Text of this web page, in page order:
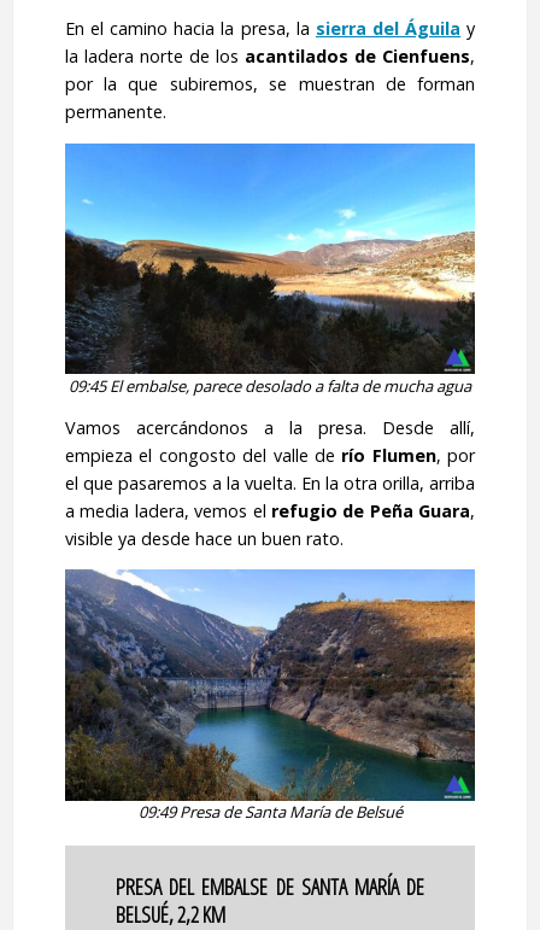
En el camino hacia la presa, la sierra del Águila y
la ladera norte de los acantilados de Cienfuens,
por la que subiremos, se muestran de forman
permanente.
09:45 El embalse, parece desolado a falta de mucha agua
Vamos acercándonos a la presa. Desde allí,
empieza el congosto del valle de río Flumen, por
el que pasaremos a la vuelta. En la otra orilla, arriba
a media ladera, vemos el refugio de Peña Guara,
visible ya desde hace un buen rato.
09:49 Presa de Santa María de Belsué
PRESA DEL EMBALSE DE SANTA MARÍA DE
BELSUÉ, 2,2 KM